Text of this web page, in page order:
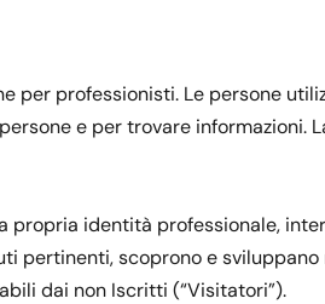
per professionisti. Le persone
e per trovare
identità professionale,
pertinenti, scoprono e
dai non Iscritti (“Visitatori”).